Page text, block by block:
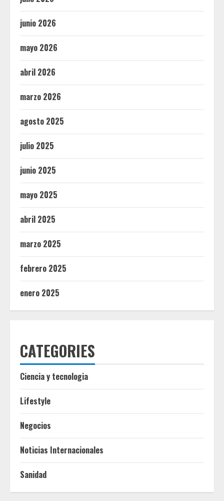
junio 2026
mayo 2026
abril 2026
marzo 2026
agosto 2025
julio 2025
junio 2025
mayo 2025
abril 2025
marzo 2025
febrero 2025
enero 2025
CATEGORIES
Ciencia y tecnologia
Lifestyle
Negocios
Noticias Internacionales
Sanidad